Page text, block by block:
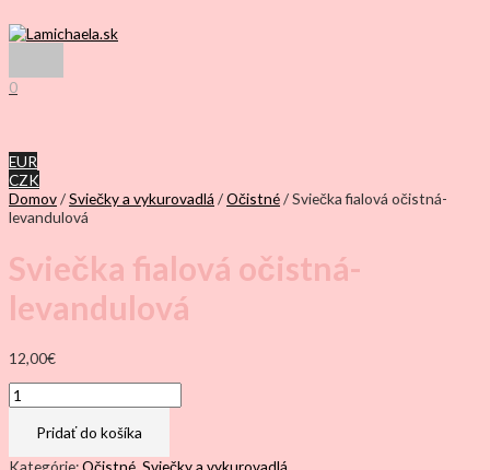
na
Menu
0
EUR
CZK
Domov/Sviečky a vykurovadlá /Očistné/ Sviečka fialová očistná-
levandulová
Sviečka fialová očistná-
levandulová
12,00€
množstvo
Sviečka
fialová
levandulová
Pridať do košíka
Kategórie:Očistné, Sviečky a vykurovadlá